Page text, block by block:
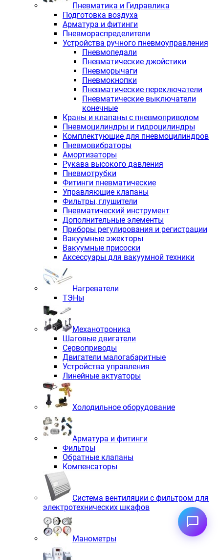
Пневматика и Гидравлика
Подготовка воздуха
Арматура и фитинги
Пневмораспределители
Устройства ручного пневмоуправления
Пневмопедали
Пневматические джойстики
Пневморычаги
Пневмокнопки
Пневматические переключатели
Пневматические выключатели
конечные
Краны и клапаны с пневмоприводом
Пневмоцилиндры и гидроцилиндры
Комплектующие для пневмоцилиндров
Пневмовибраторы
Амортизаторы
Рукава высокого давления
Пневмотрубки
Фитинги пневматические
Управляющие клапаны
Фильтры, глушители
Пневматический инструмент
Дополнительные элементы
Приборы регулирования и регистрации
Вакуумные эжекторы
Вакуумные присоски
Аксессуары для вакуумной техники
Нагреватели
ТЭНы
Механотроника
Шаговые двигатели
Сервоприводы
Двигатели малогабаритные
Устройства управления
Линейные актуаторы
Холодильное оборудование
Арматура и фитинги
Фильтры
Обратные клапаны
Компенсаторы
Система вентиляции с фильтром для
электротехнических шкафов
Манометры